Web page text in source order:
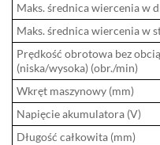
Maks. średnica wiercenia w
Maks. średnica wiercenia w
Prędkość obrotowa bez
(niska/wysoka) (obr./min)
Wkręt maszynowy (mm)
Napięcie akumulatora (V)
Długość całkowita (mm)